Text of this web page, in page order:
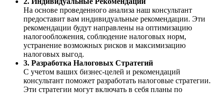
На основе проведенного анализа наш консультант
предоставит вам индивидуальные рекомендации. Эти
рекомендации будут направлены на оптимизацию
налогообложения, соблюдение налоговых норм,
устранение возможных рисков и максимизацию
налоговых выгод.
3. Разработка Налоговых Стратегий
С учетом ваших бизнес-целей и рекомендаций
консультант поможет разработать налоговые стратегии.
Эти стратегии могут включать в себя планы по